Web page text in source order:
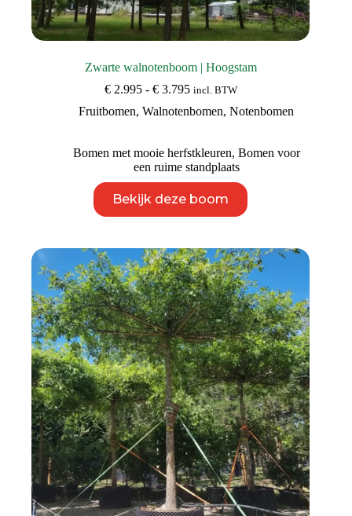
Zwarte walnotenboom | Hoogstam
€2.995 - €3.795Prijsklasse:
tot
incl. BTW
Fruitbomen,Walnotenbomen,Notenbomen
Bomen met mooie herfstkleuren, Bomen voor
een ruime standplaats
Bekijk deze boom
product
heeft
Deze
optie
kan
gekozen
worden
op
de
productpagina